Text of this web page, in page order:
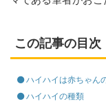
この記事の目次
ハイハイは赤ちゃん
ハイハイの種類